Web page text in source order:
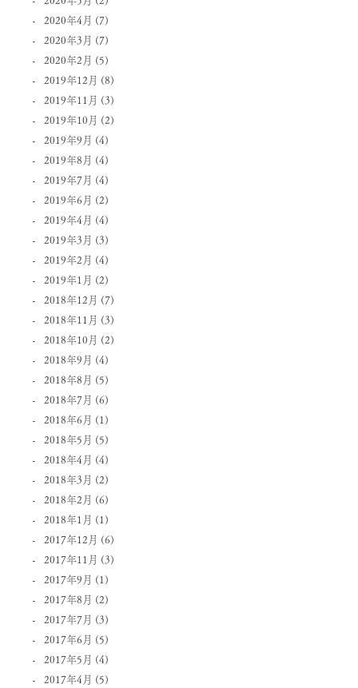
2020年4月 (7)
2020年3月 (7)
2020年2月 (5)
2019年12月 (8)
2019年11月 (3)
2019年10月 (2)
2019年9月 (4)
2019年8月 (4)
2019年7月 (4)
2019年6月 (2)
2019年4月 (4)
2019年3月 (3)
2019年2月 (4)
2019年1月 (2)
2018年12月 (7)
2018年11月 (3)
2018年10月 (2)
2018年9月 (4)
2018年8月 (5)
2018年7月 (6)
2018年6月 (1)
2018年5月 (5)
2018年4月 (4)
2018年3月 (2)
2018年2月 (6)
2018年1月 (1)
2017年12月 (6)
2017年11月 (3)
2017年9月 (1)
2017年8月 (2)
2017年7月 (3)
2017年6月 (5)
2017年5月 (4)
2017年4月 (5)